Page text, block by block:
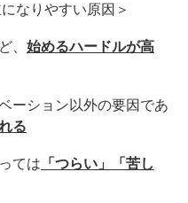
なりやすい原因＞
、 始めるハードルが高
ーション以外の要因であ
る
ては 「つらい」「苦し